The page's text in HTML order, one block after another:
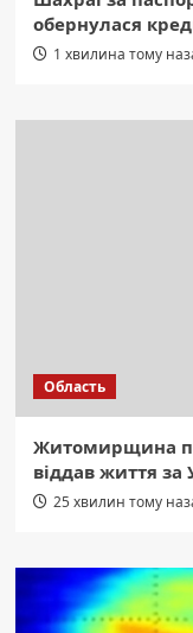
обернулася
1 хвилина тому
Область
Житомирщина
віддав життя за
25 хвилин тому